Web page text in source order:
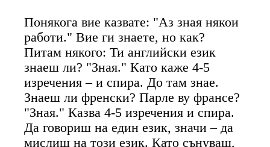
Понякога вие казвате: "Аз зная някои
работи." Вие ги знаете, но как?
Питам някого: Ти английски език
знаеш ли? "Зная." Като каже 4-5
изречения – и спира. До там знае.
Знаеш ли френски? Парле ву франсе?
"Зная." Казва 4-5 изречения и спира.
Да говориш на един език, значи – да
мислиш на този език. Като сънуваш,